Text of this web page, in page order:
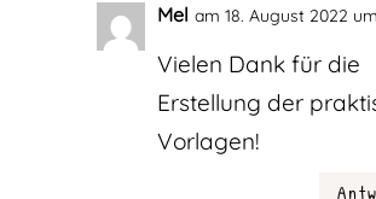
Mel am 18. August 2022
Vielen Dank für die
Erstellung der
Vorlagen!